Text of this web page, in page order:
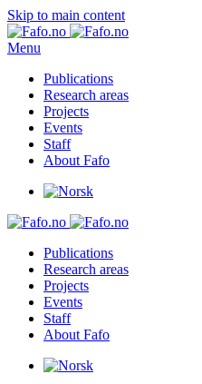
Skip to main content
Menu
Publications
Research areas
Projects
Events
Staff
About Fafo
Publications
Research areas
Projects
Events
Staff
About Fafo